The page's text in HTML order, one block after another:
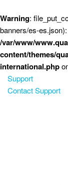
Warning:
banners/es-
/var/www/
content/themes/
international.php
Support
Contact Support